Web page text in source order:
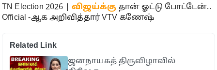
TN Election 2026 | விஜய்க்கு தான் ஓட்டு போட்டேன்..
Official -ஆக அறிவித்தார் VTV கணேஷ்
Related Link
ஜனநாயகத் திருவிழாவில்